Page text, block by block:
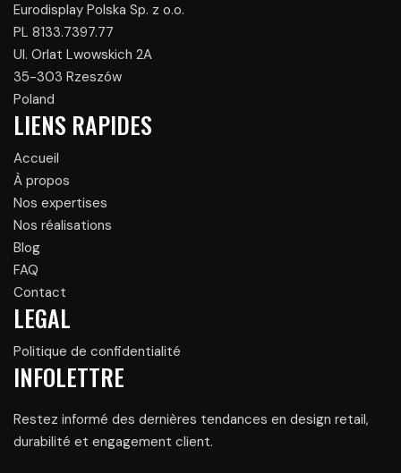
INFOLETTRE
Restez informé des dernières tendances en design retail,
durabilité et engagement client.
Eurodisplay Polska Sp. z o.o.
PL 8133.7397.77
Ul. Orlat Lwowskich 2A
35-303 Rzeszów
Poland
LIENS RAPIDES
Accueil
À propos
Nos expertises
Nos réalisations
Blog
FAQ
Contact
LEGAL
Politique de confidentialité